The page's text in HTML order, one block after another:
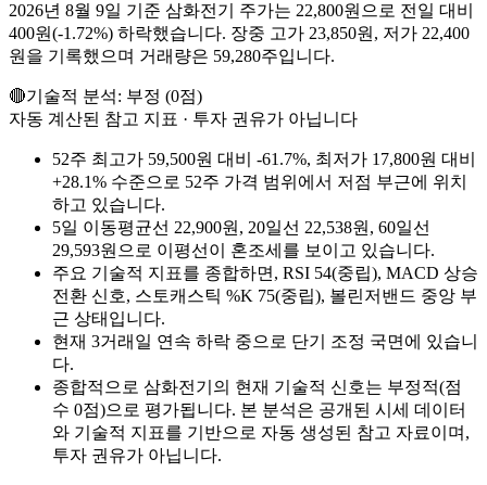
2026년 8월 9일 기준 삼화전기 주가는 22,800원으로 전일 대비
400원(-1.72%) 하락했습니다. 장중 고가 23,850원, 저가 22,400
원을 기록했으며 거래량은 59,280주입니다.
🔴기술적 분석: 부정 (0점)
자동 계산된 참고 지표 · 투자 권유가 아닙니다
52주 최고가 59,500원 대비 -61.7%, 최저가 17,800원 대비
+28.1% 수준으로 52주 가격 범위에서 저점 부근에 위치
하고 있습니다.
5일 이동평균선 22,900원, 20일선 22,538원, 60일선
29,593원으로 이평선이 혼조세를 보이고 있습니다.
주요 기술적 지표를 종합하면, RSI 54(중립), MACD 상승
전환 신호, 스토캐스틱 %K 75(중립), 볼린저밴드 중앙 부
근 상태입니다.
현재 3거래일 연속 하락 중으로 단기 조정 국면에 있습니
다.
종합적으로 삼화전기의 현재 기술적 신호는 부정적(점
수 0점)으로 평가됩니다. 본 분석은 공개된 시세 데이터
와 기술적 지표를 기반으로 자동 생성된 참고 자료이며,
투자 권유가 아닙니다.